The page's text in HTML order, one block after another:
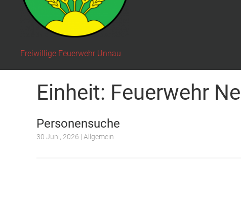
Freiwillige Feuerwehr Unnau
Einheit: Feuerwehr
Personensuche
30 Juni, 2026 | Allgemein